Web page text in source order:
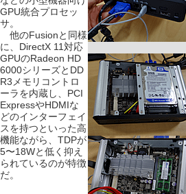
GPU統合プロセッ
サ。
他のFusionと同様
に、DirectX 11対応
GPUのRadeon HD
6000シリーズとDD
R3メモリコントロ
ーラを内蔵し、PCI
ExpressやHDMIな
どのインターフェイ
スを持つといった高
機能ながら、TDPが
5〜18Wと低く抑え
られているのが特徴
だ。